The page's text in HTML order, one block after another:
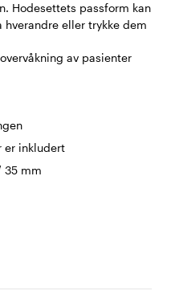
Hodesettets passform kan
hverandre eller trykke dem
av pasienter
er inkludert
35 mm